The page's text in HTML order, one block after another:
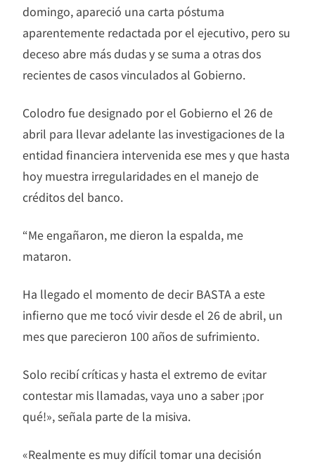
domingo, apareció una carta póstuma
aparentemente redactada por el ejecutivo, pero su
deceso abre más dudas y se suma a otras dos
recientes de casos vinculados al Gobierno.
Colodro fue designado por el Gobierno el 26 de
abril para llevar adelante las investigaciones de la
entidad financiera intervenida ese mes y que hasta
hoy muestra irregularidades en el manejo de
créditos del banco.
“Me engañaron, me dieron la espalda, me
mataron.
Ha llegado el momento de decir BASTA a este
infierno que me tocó vivir desde el 26 de abril, un
mes que parecieron 100 años de sufrimiento.
Solo recibí críticas y hasta el extremo de evitar
contestar mis llamadas, vaya uno a saber ¡por
qué!», señala parte de la misiva.
«Realmente es muy difícil tomar una decisión